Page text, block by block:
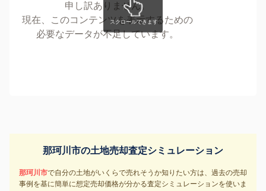
申し訳ありません。
現在、このコンテンツを表示するための
必要なデータが不足しています。
那珂川市の土地売却査定シミュレーション
那珂川市で自分の土地がいくらで売れそうか知りたい方は、過去の売却
事例を基に簡単に想定売却価格が分かる査定シミュレーションを使いま